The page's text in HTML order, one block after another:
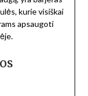
kurie visiškai
apsaugoti